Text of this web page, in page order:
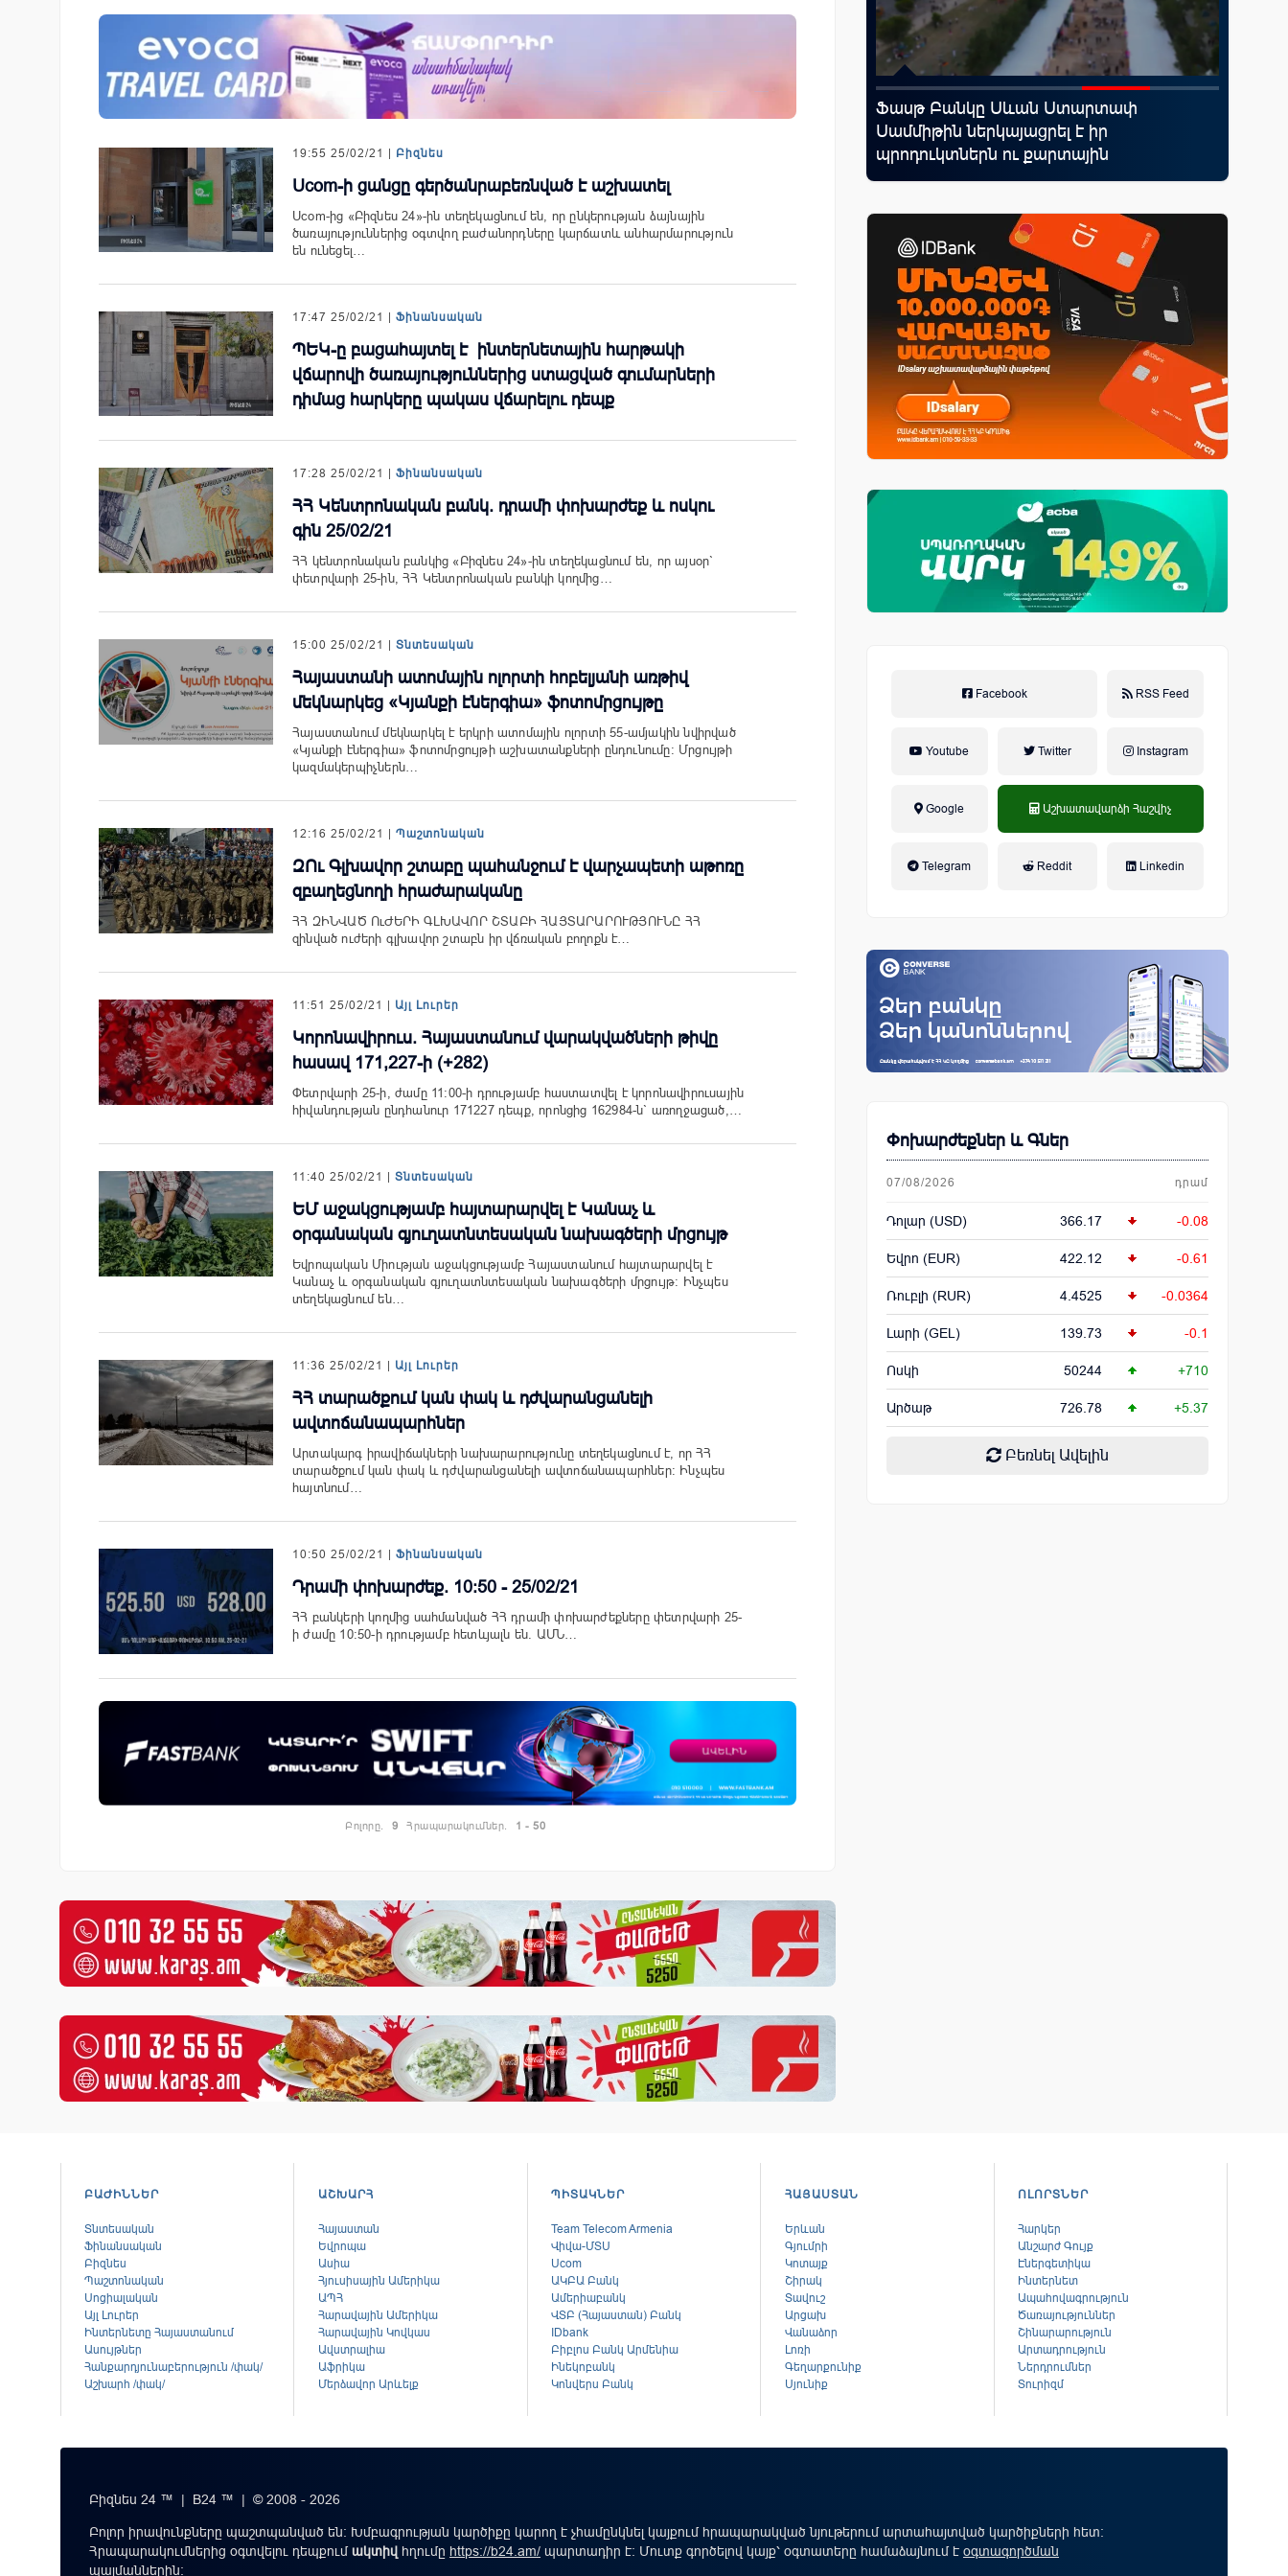
19:55 25/02/21 | Բիզնես
Ucom-ի ցանցը գերծանրաբեռնված է աշխատել
Ucom-ից «Բիզնես 24»-ին տեղեկացնում են, որ ընկերության ձայնային
ծառայություններից օգտվող բաժանորդները կարճատև անհարմարություն
են ունեցել…
17:47 25/02/21 | Ֆինանսական
ՊԵԿ-ը բացահայտել է ինտերնետային հարթակի
վճարովի ծառայություններից ստացված գումարների
դիմաց հարկերը պակաս վճարելու դեպք
17:28 25/02/21 | Ֆինանսական
ՀՀ Կենտրոնական բանկ. դրամի փոխարժեք և ոսկու
գին 25/02/21
ՀՀ կենտրոնական բանկից «Բիզնես 24»-ին տեղեկացնում են, որ այսօր`
փետրվարի 25-ին, ՀՀ Կենտրոնական բանկի կողմից…
15:00 25/02/21 | Տնտեսական
Հայաստանի ատոմային ոլորտի հոբելյանի առթիվ
մեկնարկեց «Կյանքի էներգիա» ֆոտոմրցույթը
Հայաստանում մեկնարկել է երկրի ատոմային ոլորտի 55-ամյակին նվիրված
«Կյանքի էներգիա» ֆոտոմրցույթի աշխատանքների ընդունումը: Մրցույթի
կազմակերպիչներն…
12:16 25/02/21 | Պաշտոնական
ԶՈւ Գլխավոր շտաբը պահանջում է վարչապետի աթոռը
զբաղեցնողի հրաժարականը
ՀՀ ԶԻՆՎԱԾ ՈւԺԵՐԻ ԳԼԽԱՎՈՐ ՇՏԱԲԻ ՀԱՅՏԱՐԱՐՈՒԹՅՈՒՆԸ ՀՀ
զինված ուժերի գլխավոր շտաբն իր վճռական բողոքն է…
11:51 25/02/21 | Այլ Լուրեր
Կորոնավիրուս. Հայաստանում վարակվածների թիվը
հասավ 171,227-ի (+282)
Փետրվարի 25-ի, ժամը 11:00-ի դրությամբ հաստատվել է կորոնավիրուսային
հիվանդության ընդհանուր 171227 դեպք, որոնցից 162984-ն` առողջացած,…
11:40 25/02/21 | Տնտեսական
ԵՄ աջակցությամբ հայտարարվել է Կանաչ և
օրգանական գյուղատնտեսական նախագծերի մրցույթ
Եվրոպական Միության աջակցությամբ Հայաստանում հայտարարվել է
Կանաչ և օրգանական գյուղատնտեսական նախագծերի մրցույթ։ Ինչպես
տեղեկացնում են…
11:36 25/02/21 | Այլ Լուրեր
ՀՀ տարածքում կան փակ և դժվարանցանելի
ավտոճանապարհներ
Արտակարգ իրավիճակների նախարարությունը տեղեկացնում է, որ ՀՀ
տարածքում կան փակ և դժվարանցանելի ավտոճանապարհներ։ Ինչպես
հայտնում…
10:50 25/02/21 | Ֆինանսական
Դրամի փոխարժեք. 10:50 - 25/02/21
ՀՀ բանկերի կողմից սահմանված ՀՀ դրամի փոխարժեքները փետրվարի 25-
ի ժամը 10:50-ի դրությամբ հետևյալն են. ԱՄՆ…
Բոլորը. 9 Հրապարակումներ. 1 - 50
Ucom-ի աջակցությամբ ներկայացվեց
խաղը
«Շտապ հաստատեք քարտի տվյալները»․
զեղծարարությունների մասին
Ֆասթ Բանկը Սևան Ստարտափ
Սամմիթին ներկայացրել է իր
պրոդուկտներն ու քարտային
առաջարկները
Facebook RSS Feed
Youtube Twitter Instagram
Google Աշխատավարձի Հաշվիչ
Telegram Reddit Linkedin
Փոխարժեքներ և Գներ
07/08/2026 դրամ
Դոլար (USD) 366.17 -0.08
Եվրո (EUR) 422.12 -0.61
Ռուբլի (RUR) 4.4525 -0.0364
Լարի (GEL) 139.73 -0.1
Ոսկի 50244 +710
Արծաթ 726.78 +5.37
Բեռնել Ավելին
ԲԱԺԻՆՆԵՐ
Տնտեսական
Ֆինանսական
Բիզնես
Պաշտոնական
Սոցիալական
Այլ Լուրեր
Ինտերնետը Հայաստանում
Ասույթներ
Հանքարդյունաբերություն /փակ/
Աշխարհ /փակ/
ԱՇԽԱՐՀ
Հայաստան
Եվրոպա
Ասիա
Հյուսիսային Ամերիկա
ԱՊՀ
Հարավային Ամերիկա
Հարավային Կովկաս
Ավստրալիա
Աֆրիկա
Մերձավոր Արևելք
ՊԻՏԱԿՆԵՐ
Team Telecom Armenia
Վիվա-ՄՏՍ
Ucom
ԱԿԲԱ Բանկ
Ամերիաբանկ
ՎՏԲ (Հայաստան) Բանկ
IDbank
Բիբլոս Բանկ Արմենիա
Ինեկոբանկ
Կոնվերս Բանկ
ՀԱՅԱՍՏԱՆ
Երևան
Գյումրի
Կոտայք
Շիրակ
Տավուշ
Արցախ
Վանաձոր
Լոռի
Գեղարքունիք
Սյունիք
ՈԼՈՐՏՆԵՐ
Հարկեր
Անշարժ Գույք
Էներգետիկա
Ինտերնետ
Ապահովագրություն
Ծառայություններ
Շինարարություն
Արտադրություն
Ներդրումներ
Տուրիզմ
Բիզնես 24 ™ | B24 ™ | © 2008 - 2026
Բոլոր իրավունքները պաշտպանված են: Խմբագրության կարծիքը կարող է չհամընկնել կայքում հրապարակված նյութերում արտահայտված կարծիքների հետ:
Հրապարակումներից օգտվելու դեպքումակտիվ հղումը https://b24.am/ պարտադիր է: Մուտք գործելով կայք՝ օգտատերը համաձայնում է օգտագործման
պայմաններին։